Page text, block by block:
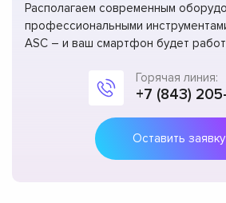
Располагаем современным
профессиональными
ASC – и ваш смартфон будет
Горячая линия:
+7 (843)
Оставить заявку